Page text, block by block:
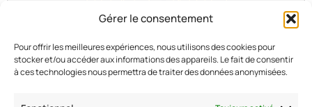
Gérer le consentement
Pour offrir les meilleures expériences, nous utilisons des cookies pour
stocker et/ou accéder aux informations des appareils. Le fait de consentir
à ces technologies nous permettra de traiter des données anonymisées.
Estimer mon bien